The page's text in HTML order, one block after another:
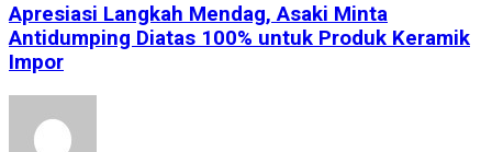
Apresiasi Langkah Mendag, Asaki Minta
Antidumping Diatas 100% untuk Produk Keramik
Impor